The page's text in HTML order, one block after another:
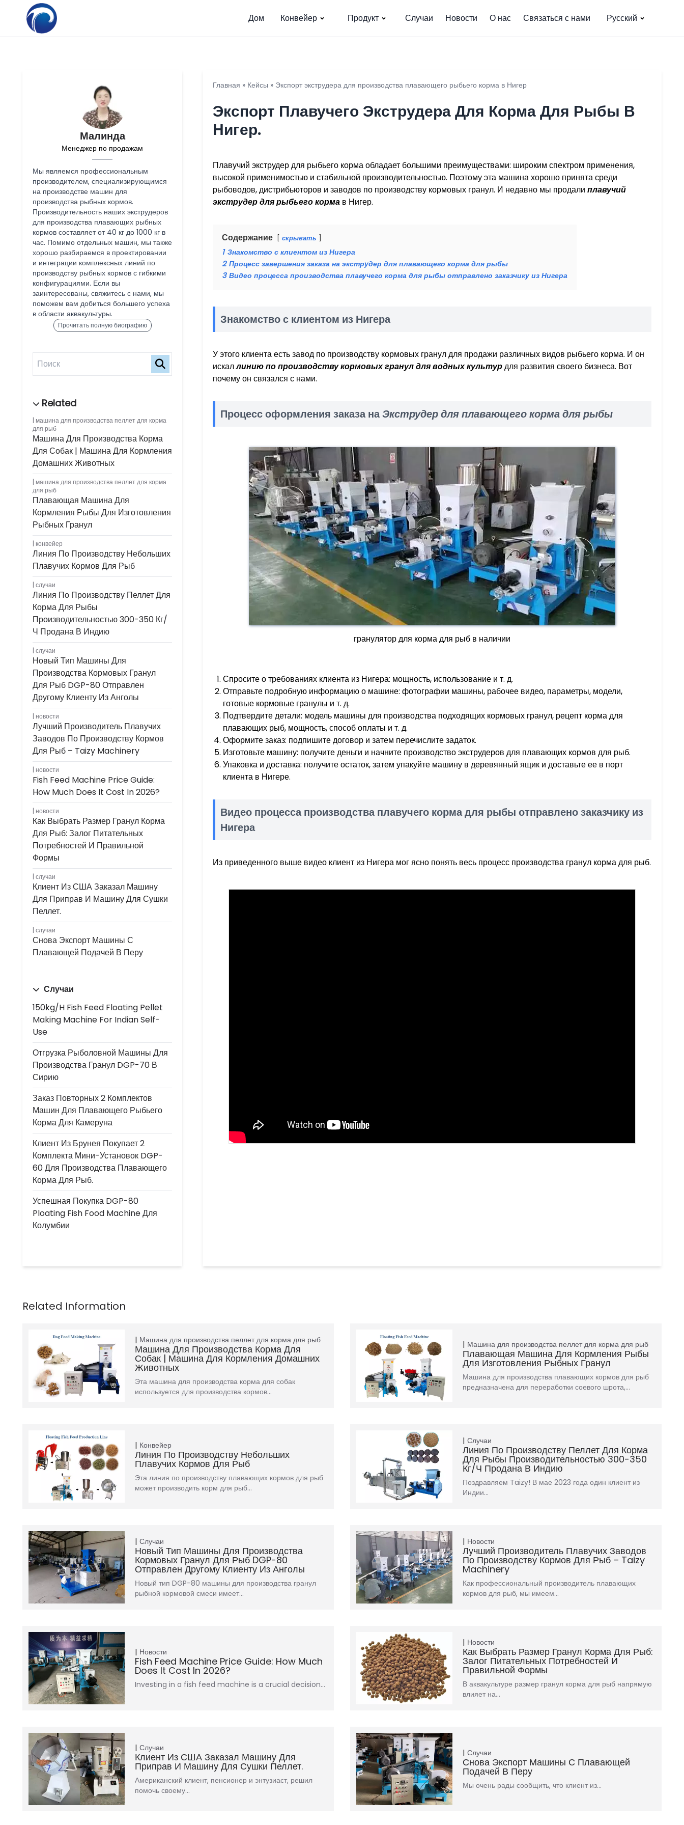
Дом Конвейер Продукт Случаи Новости О нас Связаться с нами Русский
Малинда
Менеджер по продажам
Мы являемся профессиональным
производителем, специализирующимся
на производстве машин для
производства рыбных кормов.
Производительность наших экструдеров
для производства плавающих рыбных
кормов составляет от 40 кг до 1000 кг в
час. Помимо отдельных машин, мы также
хорошо разбираемся в проектировании
и интеграции комплексных линий по
производству рыбных кормов с гибкими
конфигурациями. Если вы
заинтересованы, свяжитесь с нами, мы
поможем вам добиться большего успеха
в области аквакультуры.
Прочитать полную биографию
машина для производства пеллет для корма
для рыб
Машина Для Производства Корма
Для Собак | Машина Для Кормления
Домашних Животных
машина для производства пеллет для корма
для рыб
Плавающая Машина Для
Кормления Рыбы Для Изготовления
Рыбных Гранул
конвейер
Линия По Производству Небольших
Плавучих Кормов Для Рыб
случаи
Линия По Производству Пеллет Для
Корма Для Рыбы
Производительностью 300-350 Кг/
Ч Продана В Индию
случаи
Новый Тип Машины Для
Производства Кормовых Гранул
Для Рыб DGP-80 Отправлен
Другому Клиенту Из Анголы
новости
Лучший Производитель Плавучих
Заводов По Производству Кормов
Для Рыб – Taizy Machinery
новости
Fish Feed Machine Price Guide:
How Much Does It Cost In 2026?
новости
Как Выбрать Размер Гранул Корма
Для Рыб: Залог Питательных
Потребностей И Правильной
Формы
случаи
Клиент Из США Заказал Машину
Для Приправ И Машину Для Сушки
Пеллет.
случаи
Снова Экспорт Машины С
Плавающей Подачей В Перу
Случаи
150kg/h Fish Feed Floating Pellet
Making Machine For Indian Self-
Use
Отгрузка Рыболовной Машины Для
Производства Гранул DGP-70 В
Сирию
Заказ Повторных 2 Комплектов
Машин Для Плавающего Рыбьего
Корма Для Камеруна
Клиент Из Брунея Покупает 2
Комплекта Мини-Установок DGP-
60 Для Производства Плавающего
Корма Для Рыб.
Успешная Покупка DGP-80
Ploating Fish Food Machine Для
Колумбии
Главная » Кейсы » Экспорт экструдера для производства плавающего рыбьего корма в Нигер
Экспорт Плавучего Экструдера Для Корма Для Рыбы В
Нигер.
Плавучий экструдер для рыбьего корма обладает большими преимуществами: широким спектром применения,
высокой применимостью и стабильной производительностью. Поэтому эта машина хорошо принята среди
рыбоводов, дистрибьюторов и заводов по производству кормовых гранул. И недавно мы продали плавучий
экструдер для рыбьего корма в Нигер.
Содержание скрывать
1 Знакомство с клиентом из Нигера
2 Процесс завершения заказа на экструдер для плавающего корма для рыбы
3 Видео процесса производства плавучего корма для рыбы отправлено заказчику из Нигера
Знакомство с клиентом из Нигера
У этого клиента есть завод по производству кормовых гранул для продажи различных видов рыбьего корма. И он
искаллинию по производству кормовых гранул для водных культурдля развития своего бизнеса. Вот
почему он связался с нами.
Процесс оформления заказа наЭкструдер для плавающего корма для рыбы
гранулятор для корма для рыб в наличии
Спросите о требованиях клиента из Нигера: мощность, использование и т. д.
Отправьте подробную информацию о машине: фотографии машины, рабочее видео, параметры, модели,
готовые кормовые гранулы и т. д.
Подтвердите детали: модель машины для производства подходящих кормовых гранул, рецепт корма для
плавающих рыб, мощность, способ оплаты и т. д.
Оформите заказ: подпишите договор и затем перечислите задаток.
Изготовьте машину: получите деньги и начните производство экструдеров для плавающих кормов для рыб.
Упаковка и доставка: получите остаток, затем упакуйте машину в деревянный ящик и доставьте ее в порт
клиента в Нигере.
Видео процесса производства плавучего корма для рыбы отправлено заказчику из
Нигера
Из приведенного выше видео клиент из Нигера мог ясно понять весь процесс производства гранул корма для рыб.
Машина для производства пеллет для корма для рыб
Машина Для Производства Корма Для
Собак | Машина Для Кормления Домашних
Животных
Эта машина для производства корма для собак
используется для производства кормов…
Машина для производства пеллет для корма для рыб
Плавающая Машина Для Кормления Рыбы
Для Изготовления Рыбных Гранул
Машина для производства плавающих кормов для рыб
предназначена для переработки соевого шрота,…
Конвейер
Линия По Производству Небольших
Плавучих Кормов Для Рыб
Эта линия по производству плавающих кормов для рыб
может производить корм для рыб…
Случаи
Линия По Производству Пеллет Для Корма
Для Рыбы Производительностью 300-350
Кг/ч Продана В Индию
Поздравляем Taizy! В мае 2023 года один клиент из
Индии…
Случаи
Новый Тип Машины Для Производства
Кормовых Гранул Для Рыб DGP-80
Отправлен Другому Клиенту Из Анголы
Новый тип DGP-80 машины для производства гранул
рыбной кормовой смеси имеет…
Новости
Лучший Производитель Плавучих Заводов
По Производству Кормов Для Рыб – Taizy
Machinery
Как профессиональный производитель плавающих
кормов для рыб, мы имеем…
Новости
Fish Feed Machine Price Guide: How Much
Does It Cost In 2026?
Investing in a fish feed machine is a crucial decision…
Новости
Как Выбрать Размер Гранул Корма Для Рыб:
Залог Питательных Потребностей И
Правильной Формы
В аквакультуре размер гранул корма для рыб напрямую
влияет на…
Случаи
Клиент Из США Заказал Машину Для
Приправ И Машину Для Сушки Пеллет.
Американский клиент, пенсионер и энтузиаст, решил
помочь своему…
Случаи
Снова Экспорт Машины С Плавающей
Подачей В Перу
Мы очень рады сообщить, что клиент из…